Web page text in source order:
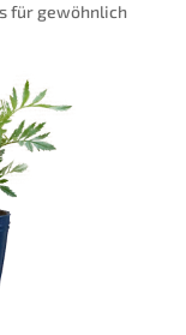
für gewöhnlich